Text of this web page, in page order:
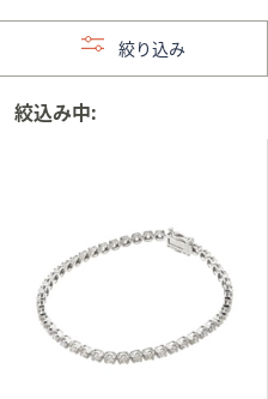
タ
ッ
で
絞り込み
絞込み中: